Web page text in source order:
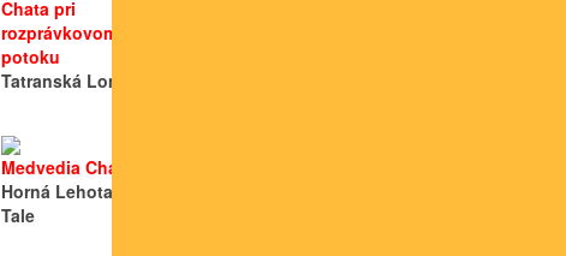
Chata pri
rozprávkovom
potoku
Tatranská Lomnica
Medvedia Chata
Horná Lehota 559,
Tale